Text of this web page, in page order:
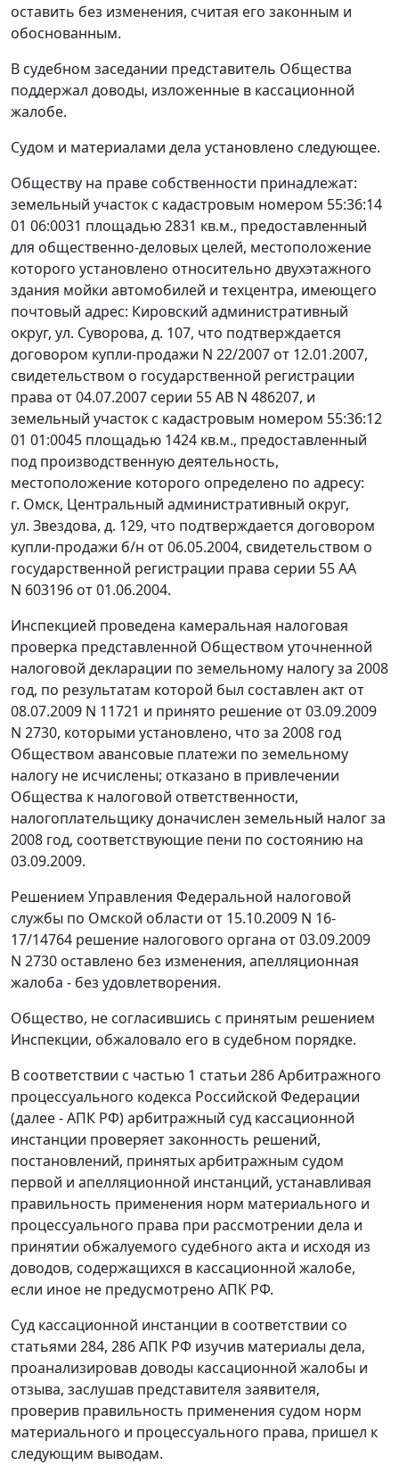
оставить без изменения, считая его законным и
обоснованным.
В судебном заседании представитель Общества
поддержал доводы, изложенные в кассационной
жалобе.
Судом и материалами дела установлено следующее.
Обществу на праве собственности принадлежат:
земельный участок с кадастровым номером 55:36:14
01 06:0031 площадью 2831 кв.м., предоставленный
для общественно-деловых целей, местоположение
которого установлено относительно двухэтажного
здания мойки автомобилей и техцентра, имеющего
почтовый адрес: Кировский административный
округ, ул. Суворова, д. 107, что подтверждается
договором купли-продажи N 22/2007 от 12.01.2007,
свидетельством о государственной регистрации
права от 04.07.2007 серии 55 АВ N 486207, и
земельный участок с кадастровым номером 55:36:12
01 01:0045 площадью 1424 кв.м., предоставленный
под производственную деятельность,
местоположение которого определено по адресу:
г. Омск, Центральный административный округ,
ул. Звездова, д. 129, что подтверждается договором
купли-продажи б/н от 06.05.2004, свидетельством о
государственной регистрации права серии 55 АА
N 603196 от 01.06.2004.
Инспекцией проведена камеральная налоговая
проверка представленной Обществом уточненной
налоговой декларации по земельному налогу за 2008
год, по результатам которой был составлен акт от
08.07.2009 N 11721 и принято решение от 03.09.2009
N 2730, которыми установлено, что за 2008 год
Обществом авансовые платежи по земельному
налогу не исчислены; отказано в привлечении
Общества к налоговой ответственности,
налогоплательщику доначислен земельный налог за
2008 год, соответствующие пени по состоянию на
03.09.2009.
Решением Управления Федеральной налоговой
службы по Омской области от 15.10.2009 N 16-
17/14764 решение налогового органа от 03.09.2009
N 2730 оставлено без изменения, апелляционная
жалоба - без удовлетворения.
Общество, не согласившись с принятым решением
Инспекции, обжаловало его в судебном порядке.
В соответствии с частью 1 статьи 286Арбитражного
процессуального кодекса Российской Федерации
(далее - АПК РФ) арбитражный суд кассационной
инстанции проверяет законность решений,
постановлений, принятых арбитражным судом
первой и апелляционной инстанций, устанавливая
правильность применения норм материального и
процессуального права при рассмотрении дела и
принятии обжалуемого судебного акта и исходя из
доводов, содержащихся в кассационной жалобе,
если иное не предусмотрено АПК РФ.
Суд кассационной инстанции в соответствии со
статьями 284, 286АПК РФ изучив материалы дела,
проанализировав доводы кассационной жалобы и
отзыва, заслушав представителя заявителя,
проверив правильность применения судом норм
материального и процессуального права, пришел к
следующим выводам.